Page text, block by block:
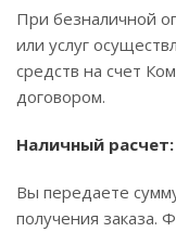
При безналичной
или услуг
средств на счет
договором.
Наличный расчет:
Вы передаете
получения заказа.